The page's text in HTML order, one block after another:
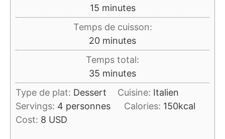
15minutes
minutes
Temps de cuisson:
20minutes
minutes
Temps total:
35 minutes
minutes
Type de plat: Dessert Cuisine: Italien
Servings: 4 personnes Calories: 150kcal
Cost: 8 USD